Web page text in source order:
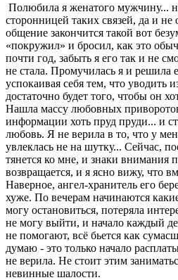
Полюбила я женатого мужчину...
сторонницей таких связей, да и
общение закончится такой вот
«покружил» и бросил, как это
почти год, забыть я его так и не
не стала. Промучилась я и решила
успокаивая себя тем, что уводить
достаточно будет того, чтобы он
Нашла массу любовных
информации хоть пруд пруди... и
любовь. Я не верила в то, что у
увлеклась не на шутку... Сейчас,
тянется ко мне, и знаки внимания
возвращается, и я ясно вижу, что
Наверное, ангел-хранитель его
хуже. По вечерам начинаются
могу остановиться, потеряла
не могу выйти, и начало каждый
не помогают, всё бьется как
думаю - это только начало
не верила. Не стоит этим
невинные шалости.